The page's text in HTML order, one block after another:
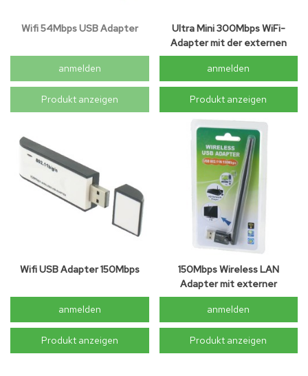
Wifi 54Mbps USB Adapter
anmelden
Produkt anzeigen
Ultra Mini 300Mbps WiFi-
Adapter mit der externen
Antenne
anmelden
Produkt anzeigen
Wifi USB Adapter 150Mbps
anmelden
Produkt anzeigen
150Mbps Wireless LAN
Adapter mit externer
Antenne Ultra Mini
anmelden
Produkt anzeigen